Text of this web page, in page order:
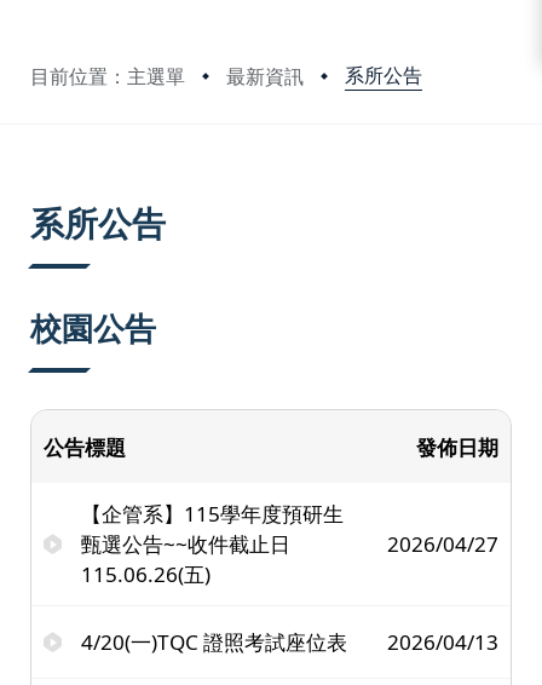
目前位置：主選單 最新資訊 系所公告
系所公告
校園公告
公告標題 發佈日期
【企管系】115學年度預研生
甄選公告~~收件截止日
115.06.26(五)
2026/04/27
4/20(一)TQC 證照考試座位表 2026/04/13